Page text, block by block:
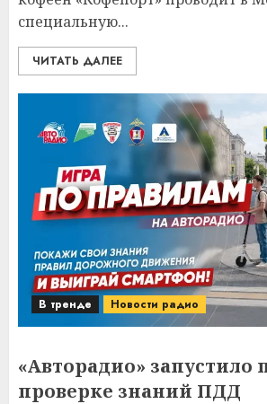
специальную...
ЧИТАТЬ ДАЛЕЕ
В тренде Новости радио
«Авторадио» запустило
проверке знаний ПДД